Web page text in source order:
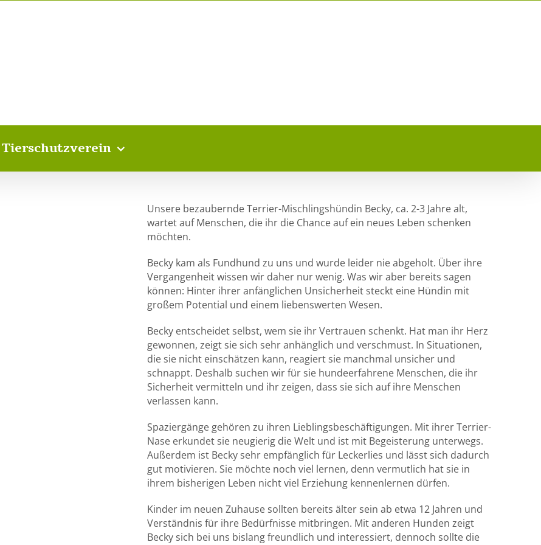
Tierschutzverein
Unsere bezaubernde Terrier-Mischlingshündin Becky, ca. 2-3 Jahre alt,
wartet auf Menschen, die ihr die Chance auf ein neues Leben schenken
möchten.
Becky kam als Fundhund zu uns und wurde leider nie abgeholt. Über ihre
Vergangenheit wissen wir daher nur wenig. Was wir aber bereits sagen
können: Hinter ihrer anfänglichen Unsicherheit steckt eine Hündin mit
großem Potential und einem liebenswerten Wesen.
Becky entscheidet selbst, wem sie ihr Vertrauen schenkt. Hat man ihr Herz
gewonnen, zeigt sie sich sehr anhänglich und verschmust. In Situationen,
die sie nicht einschätzen kann, reagiert sie manchmal unsicher und
schnappt. Deshalb suchen wir für sie hundeerfahrene Menschen, die ihr
Sicherheit vermitteln und ihr zeigen, dass sie sich auf ihre Menschen
verlassen kann.
Spaziergänge gehören zu ihren Lieblingsbeschäftigungen. Mit ihrer Terrier-
Nase erkundet sie neugierig die Welt und ist mit Begeisterung unterwegs.
Außerdem ist Becky sehr empfänglich für Leckerlies und lässt sich dadurch
gut motivieren. Sie möchte noch viel lernen, denn vermutlich hat sie in
ihrem bisherigen Leben nicht viel Erziehung kennenlernen dürfen.
Kinder im neuen Zuhause sollten bereits älter sein ab etwa 12 Jahren und
Verständnis für ihre Bedürfnisse mitbringen. Mit anderen Hunden zeigt
Becky sich bei uns bislang freundlich und interessiert, dennoch sollte die